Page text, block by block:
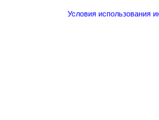
Условия использования